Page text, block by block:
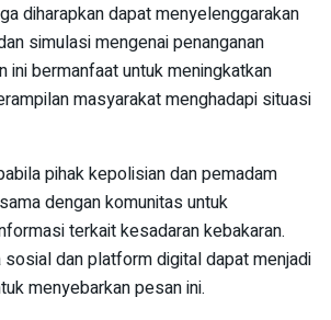
diharapkan dapat menyelenggarakan
simulasi mengenai penanganan
ini bermanfaat untuk meningkatkan
masyarakat menghadapi situasi
pihak kepolisian dan pemadam
dengan komunitas untuk
terkait kesadaran kebakaran.
sosial dan platform digital dapat menjadi
menyebarkan pesan ini.